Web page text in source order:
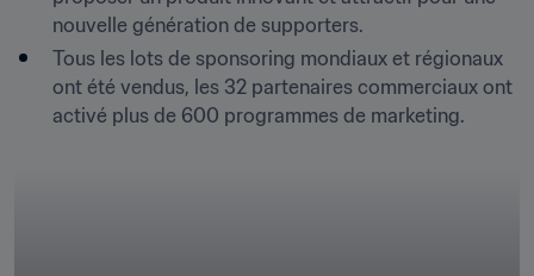
nouvelle génération de supporters.
Tous les lots de sponsoring mondiaux et régionaux
ont été vendus, les 32 partenaires commerciaux ont
activé plus de 600 programmes de marketing.